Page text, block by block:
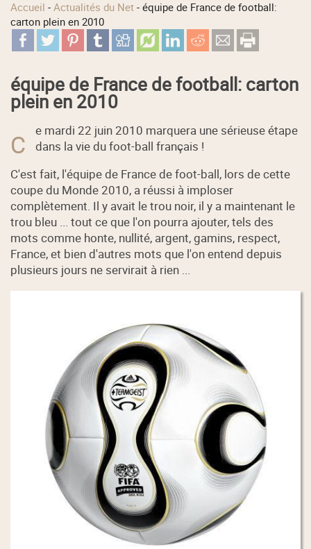
Accueil -Actualités du Net -équipe de France de football:
carton plein en 2010
équipe de France de football: carton
plein en 2010
C
e mardi 22 juin 2010 marquera une sérieuse étape
dans la vie du foot-ball français !
C'est fait, l'équipe de France de foot-ball, lors de cette
coupe du Monde 2010, a réussi à imploser
complètement. Il y avait le trou noir, il y a maintenant le
trou bleu ... tout ce que l'on pourra ajouter, tels des
mots comme honte, nullité, argent, gamins, respect,
France, et bien d'autres mots que l'on entend depuis
plusieurs jours ne servirait à rien ...